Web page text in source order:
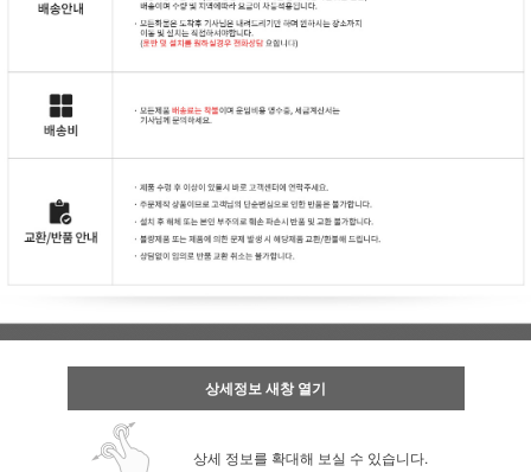
상세정보 새창 열기
상세 정보를 확대해 보실 수 있습니다.